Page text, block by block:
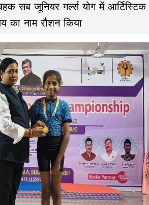
सब जूनियर गर्ल्स योग में आर्टिस्टिक
का नाम रौशन किया